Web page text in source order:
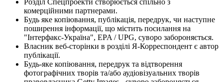
комерційними партнерами.
Будь яке копіювання, публікація, передрук, чи наступне
поширення інформації, що містить посилання на
"Інтерфакс-Україна", EPA / UPG, суворо забороняється.
Власник веб-сторінки в розділі Я-Корреспондент є автор
публікації.
Будь-яке копіювання, передрук та відтворення
фотографічних творів та/або аудіовізуальних творів